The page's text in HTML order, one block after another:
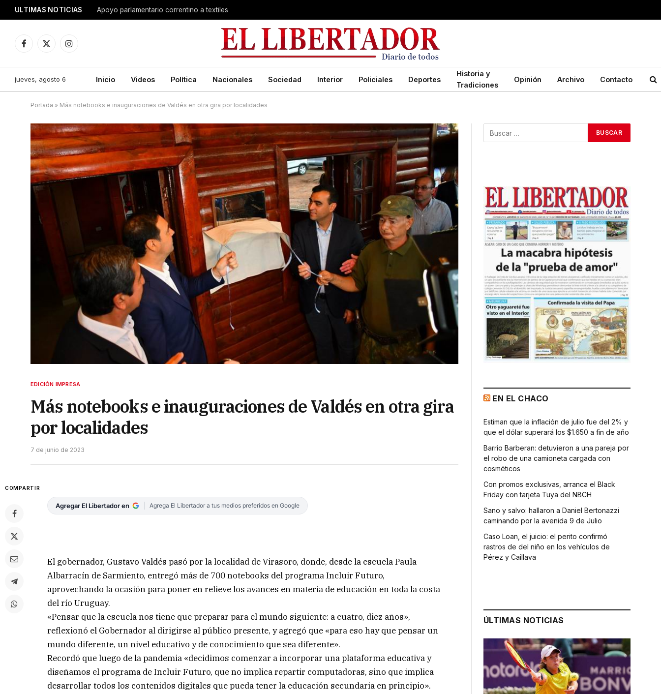
ULTIMAS NOTICIAS Apoyo parlamentario correntino a textiles
Facebook
X
Instagram
jueves, agosto 6 Inicio Videos Política Nacionales Sociedad Interior Policiales Deportes
Historia y
Tradiciones
Opinión Archivo Contacto
Portada » Más notebooks e inauguraciones de Valdés en otra gira por localidades
EDICIÓN IMPRESA
Más notebooks e inauguraciones de Valdés en otra gira
por localidades
7 de junio de 2023
COMPARTIR
Agregar El Libertador en Agrega El Libertador a tus medios preferidos en Google
El gobernador, Gustavo Valdés pasó por la localidad de Virasoro, donde, desde la escuela Paula
Albarracín de Sarmiento, entregó más de 700 notebooks del programa Incluir Futuro,
aprovechando la ocasión para poner en relieve los avances en materia de educación en toda la costa
del río Uruguay.
«Pensar que la escuela nos tiene que preparar para el mundo siguiente: a cuatro, diez años»,
reflexionó el Gobernador al dirigirse al público presente, y agregó que «para eso hay que pensar un
mundo diferente, un nivel educativo y de conocimiento que sea diferente».
Recordó que luego de la pandemia «decidimos comenzar a incorporar una plataforma educativa y
diseñamos el programa de Incluir Futuro, que no implica repartir computadoras, sino que implica
desarrollar todos los contenidos digitales que pueda tener la educación secundaria en principio».
EN EL CHACO
Estiman que la inflación de julio fue del 2% y
que el dólar superará los $1.650 a fin de año
Barrio Barberan: detuvieron a una pareja por
el robo de una camioneta cargada con
cosméticos
Con promos exclusivas, arranca el Black
Friday con tarjeta Tuya del NBCH
Sano y salvo: hallaron a Daniel Bertonazzi
caminando por la avenida 9 de Julio
Caso Loan, el juicio: el perito confirmó
rastros de del niño en los vehículos de
Pérez y Caillava
ÚLTIMAS NOTICIAS